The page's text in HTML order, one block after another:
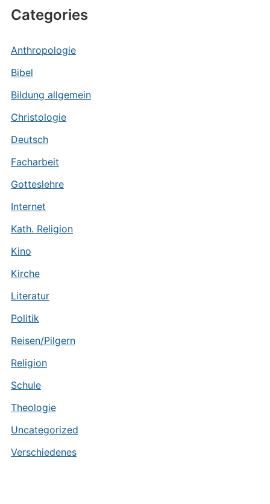
Categories
Anthropologie
Bibel
Bildung allgemein
Christologie
Deutsch
Facharbeit
Gotteslehre
Internet
Kath. Religion
Kino
Kirche
Literatur
Politik
Reisen/Pilgern
Religion
Schule
Theologie
Uncategorized
Verschiedenes